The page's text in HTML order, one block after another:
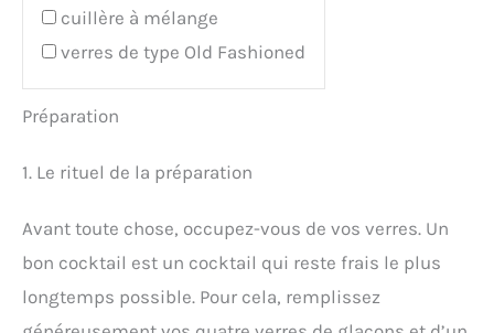
cuillère à mélange
verres de type Old Fashioned
Préparation
1. Le rituel de la préparation
Avant toute chose, occupez-vous de vos verres. Un
bon cocktail est un cocktail qui reste frais le plus
longtemps possible. Pour cela, remplissez